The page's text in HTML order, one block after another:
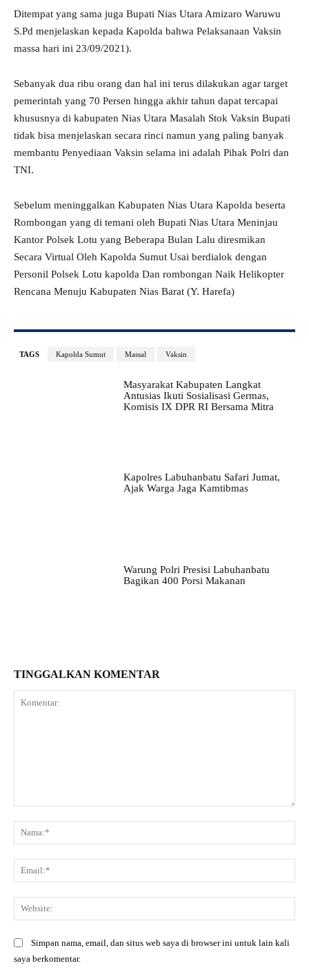
Ditempat yang sama juga Bupati Nias Utara Amizaro Waruwu
S.Pd menjelaskan kepada Kapolda bahwa Pelaksanaan Vaksin
massa hari ini 23/09/2021).
Sebanyak dua ribu orang dan hal ini terus dilakukan agar target
pemerintah yang 70 Persen hingga akhir tahun dapat tercapai
khususnya di kabupaten Nias Utara Masalah Stok Vaksin Bupati
tidak bisa menjelaskan secara rinci namun yang paling banyak
membantu Penyediaan Vaksin selama ini adalah Pihak Polri dan
TNI.
Sebelum meninggalkan Kabupaten Nias Utara Kapolda beserta
Rombongan yang di temani oleh Bupati Nias Utara Meninjau
Kantor Polsek Lotu yang Beberapa Bulan Lalu diresmikan
Secara Virtual Oleh Kapolda Sumut Usai berdialok dengan
Personil Polsek Lotu kapolda Dan rombongan Naik Helikopter
Rencana Menuju Kabupaten Nias Barat (Y. Harefa)
TAGS Kapolda Sumut Massal Vaksin
Masyarakat Kabupaten Langkat
Antusias Ikuti Sosialisasi Germas,
Komisis IX DPR RI Bersama Mitra
Kapolres Labuhanbatu Safari Jumat,
Ajak Warga Jaga Kamtibmas
Warung Polri Presisi Labuhanbatu
Bagikan 400 Porsi Makanan
TINGGALKAN KOMENTAR
Simpan nama, email, dan situs web saya di browser ini untuk lain kali
saya berkomentar.